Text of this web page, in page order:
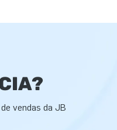
vendas da JB